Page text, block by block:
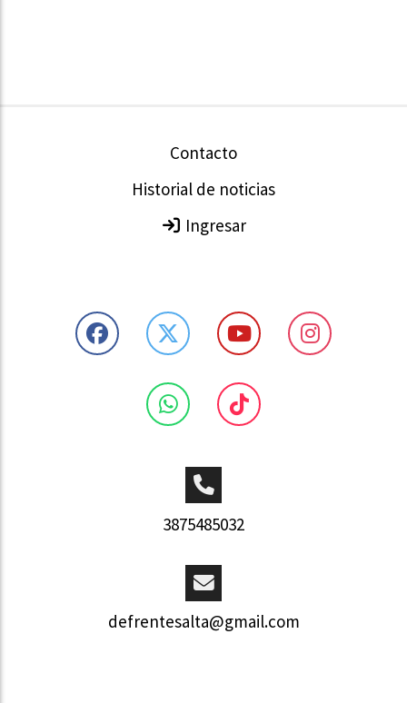
Contacto
Historial de noticias
Ingresar
3875485032
defrentesalta@gmail.com